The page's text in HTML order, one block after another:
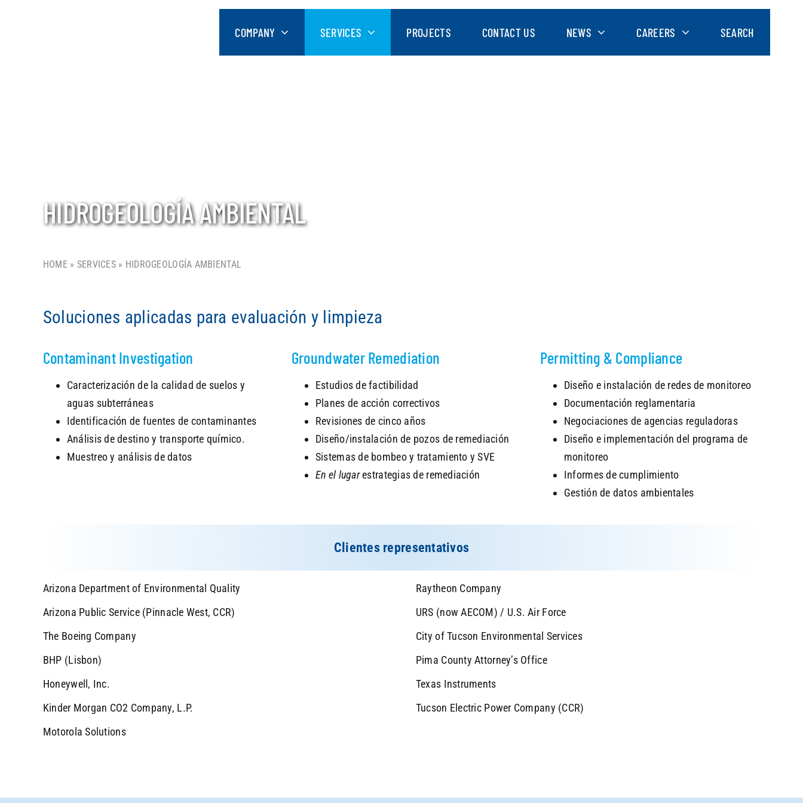
COMPANY SERVICES PROJECTS CONTACT US NEWS CAREERS SEARCH
HIDROGEOLOGÍA AMBIENTAL
HOME » SERVICES » HIDROGEOLOGÍA AMBIENTAL
Soluciones aplicadas para evaluación y limpieza
Contaminant Investigation
Caracterización de la calidad de suelos y
aguas subterráneas
Identificación de fuentes de contaminantes
Análisis de destino y transporte químico.
Muestreo y análisis de datos
Groundwater Remediation
Estudios de factibilidad
Planes de acción correctivos
Revisiones de cinco años
Diseño/instalación de pozos de remediación
Sistemas de bombeo y tratamiento y SVE
En el lugarestrategias de remediación
Permitting & Compliance
Diseño e instalación de redes de monitoreo
Documentación reglamentaria
Negociaciones de agencias reguladoras
Diseño e implementación del programa de
monitoreo
Informes de cumplimiento
Gestión de datos ambientales
Clientes representativos
Arizona Department of Environmental Quality
Arizona Public Service (Pinnacle West, CCR)
The Boeing Company
BHP (Lisbon)
Honeywell, Inc.
Kinder Morgan CO2 Company, L.P.
Motorola Solutions
Raytheon Company
URS (now AECOM) / U.S. Air Force
City of Tucson Environmental Services
Pima County Attorney’s Office
Texas Instruments
Tucson Electric Power Company (CCR)